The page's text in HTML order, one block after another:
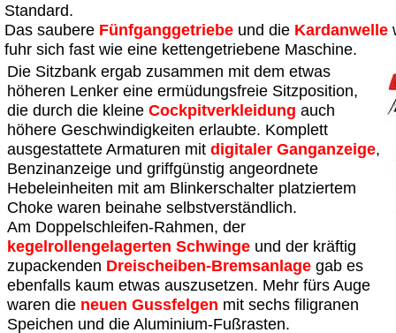
Standard.
Das saubere Fünfganggetriebe und die Kardanwelle
fuhr sich fast wie eine kettengetriebene Maschine.
Die Sitzbank ergab zusammen mit dem etwas
höheren Lenker eine ermüdungsfreie Sitzposition,
die durch die kleine Cockpitverkleidung auch
höhere Geschwindigkeiten erlaubte. Komplett
ausgestattete Armaturen mit digitaler Ganganzeige,
Benzinanzeige und griffgünstig angeordnete
Hebeleinheiten mit am Blinkerschalter platziertem
Choke waren beinahe selbstverständlich.
Am Doppelschleifen-Rahmen, der
kegelrollengelagerten Schwinge und der kräftig
zupackenden Dreischeiben-Bremsanlage gab es
ebenfalls kaum etwas auszusetzen. Mehr fürs Auge
waren die neuen Gussfelgen mit sechs filigranen
Speichen und die Aluminium-Fußrasten.